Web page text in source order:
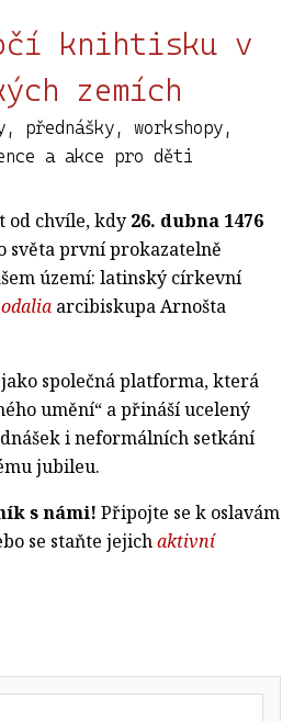
knihtisku v
zemích
přednášky, workshopy,
a akce pro děti
od chvíle, kdy 26. dubna 1476
světa první prokazatelně
území: latinský církevní
arcibiskupa Arnošta
společná platforma, která
umění“ a přináší ucelený
i neformálních setkání
jubileu.
s námi! Připojte se k oslavám
se staňte jejichaktivní